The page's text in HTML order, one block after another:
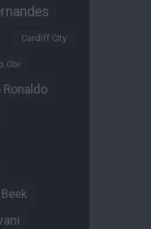
Cardiff City
Obi
Ronaldo
Beek